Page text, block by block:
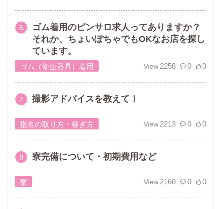
ゴム着用のピンサロ求人ってありますか？
それか、ちょいぽちゃでもOKなお店を探し
ています。
ゴム（衛生器具）着用 2258 0 0
撮影アドバイスを教えて！
指名の取り方・稼ぎ方 2213 0 0
寮完備について・初期費用など
寮 2160 0 0